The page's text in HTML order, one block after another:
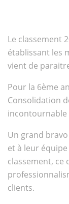
Le classement
établissant les
vient de
Pour la 6ème
Consolidation
incontournable
Un grand bravo
et à leur
classement, ce
clients.